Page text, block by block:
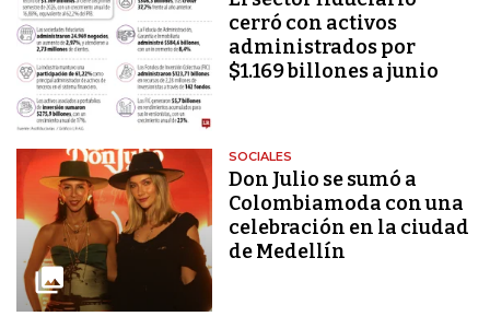
cerró con activos
administrados por
$1.169 billones a junio
SOCIALES
Don Julio se sumó a
Colombiamoda con una
celebración en la ciudad
de Medellín